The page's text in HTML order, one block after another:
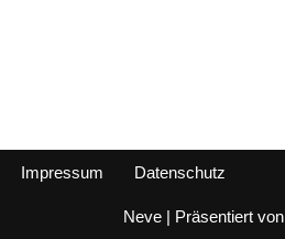
Impressum Datenschutz
Neve | Präsentiert von